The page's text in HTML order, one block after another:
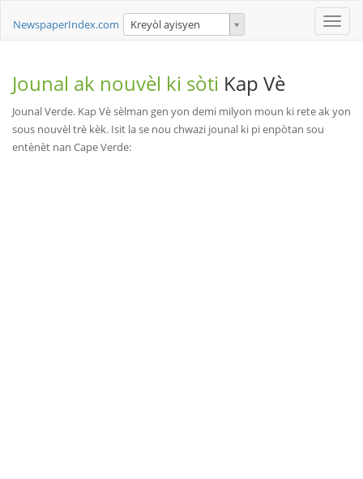
Toggle
NewspaperIndex.com Kreyòl ayisyen
Jounal ak nouvèl ki sòti Kap Vè
Jounal Verde. Kap Vè sèlman gen yon demi milyon moun ki rete ak yon
sous nouvèl trè kèk. Isit la se nou chwazi jounal ki pi enpòtan sou
entènèt nan Cape Verde: